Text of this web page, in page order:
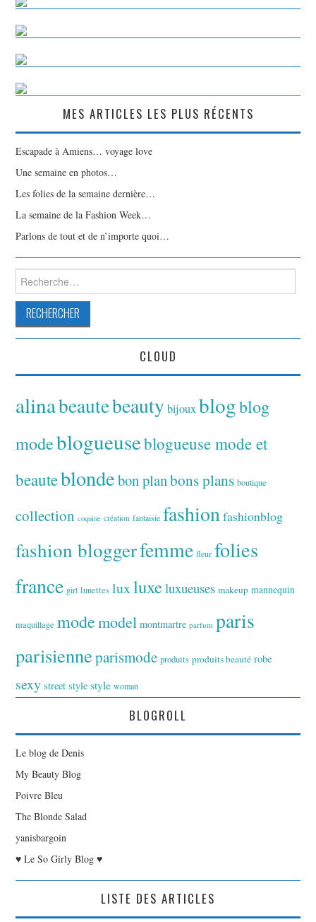
MES ARTICLES LES PLUS RÉCENTS
Escapade à Amiens… voyage love
Une semaine en photos…
Les folies de la semaine dernière…
La semaine de la Fashion Week…
Parlons de tout et de n’importe quoi…
Rechercher :
CLOUD
alinabeautebeauty bijoux blogblog
modeblogueuseblogueuse mode et
beauteblondebon planbons plans boutique
collection coquine création fantaisie fashionfashionblog
fashion bloggerfemme fleur folies
france girl lunettes luxluxeluxueuses makeup mannequin
maquillage modemodel montmartre parfum paris
parisienneparismode produits produits beauté robe
sexy street style style woman
BLOGROLL
Le blog de Denis
My Beauty Blog
Poivre Bleu
The Blonde Salad
yanisbargoin
♥ Le So Girly Blog ♥
LISTE DES ARTICLES